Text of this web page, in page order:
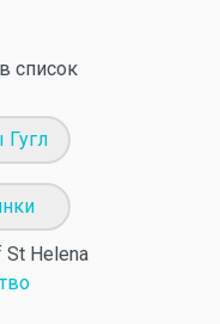
список
St Helena